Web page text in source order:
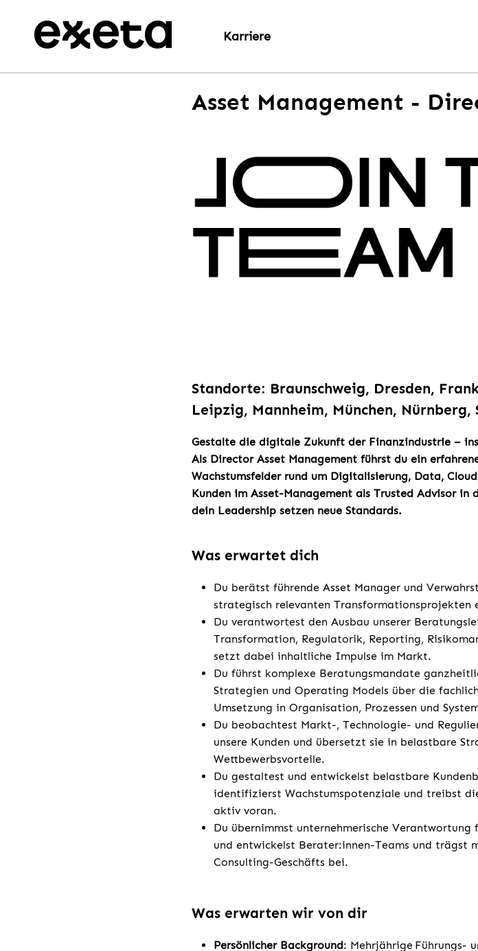
Karriere
Asset Management -
Standorte: Braunschweig, Dresden,
Leipzig, Mannheim, München,
Gestalte die digitale Zukunft der Finanzindustrie –
Als Director Asset Management führst du ein
Wachstumsfelder rund um Digitalisierung, Data,
Kunden im Asset-Management als Trusted Advisor
dein Leadership setzen neue Standards.
Was erwartet dich
Du berätst führende Asset Manager und
strategisch relevanten Transformationsprojekten
Du verantwortest den Ausbau unserer
Transformation, Regulatorik, Reporting,
setzt dabei inhaltliche Impulse im Markt.
Du führst komplexe Beratungsmandate
Strategien und Operating Models über die
Umsetzung in Organisation, Prozessen und
Du beobachtest Markt-, Technologie- und
unsere Kunden und übersetzt sie in belastbare
Wettbewerbsvorteile.
Du gestaltest und entwickelst belastbare
identifizierst Wachstumspotenziale und treibst
aktiv voran.
Du übernimmst unternehmerische Verantwortung
und entwickelst Berater:innen-Teams und trägst
Consulting-Geschäfts bei.
Was erwarten wir von dir
Persönlicher Background: Mehrjährige Führungs-